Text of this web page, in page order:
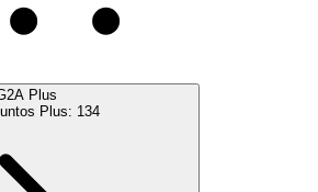
Plus
Plus: 134